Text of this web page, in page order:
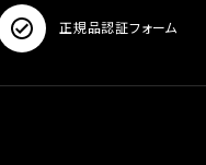
正規品認証フォーム